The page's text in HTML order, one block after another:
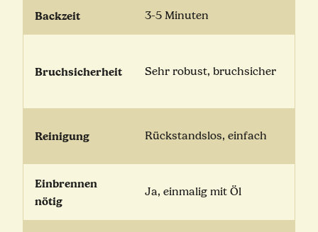
Backzeit 3-5 Minuten
Bruchsicherheit Sehr robust, bruchsicher
Reinigung Rückstandslos, einfach
Einbrennen
nötig
Ja, einmalig mit Öl